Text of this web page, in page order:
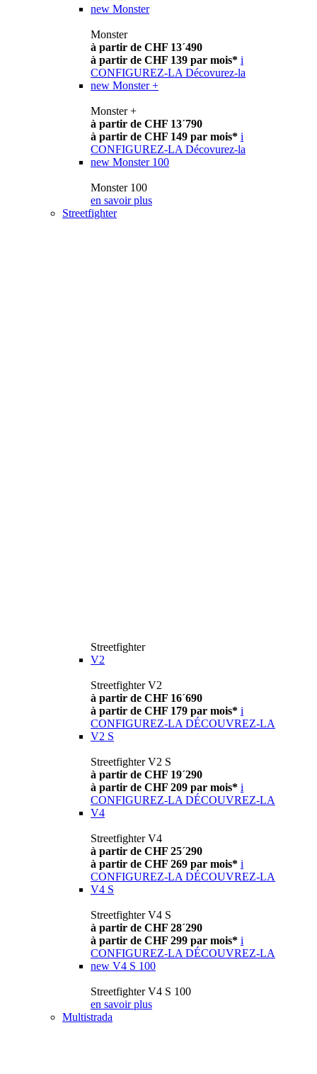
new Monster
Monster
à partir de CHF 13´490
à partir de CHF 139 par mois* i
CONFIGUREZ-LA Décovurez-la
new Monster +
Monster +
à partir de CHF 13´790
à partir de CHF 149 par mois* i
CONFIGUREZ-LA Décovurez-la
new Monster 100
Monster 100
en savoir plus
Streetfighter
Streetfighter
V2
Streetfighter V2
à partir de CHF 16´690
à partir de CHF 179 par mois* i
CONFIGUREZ-LA DÉCOUVREZ-LA
V2 S
Streetfighter V2 S
à partir de CHF 19´290
à partir de CHF 209 par mois* i
CONFIGUREZ-LA DÉCOUVREZ-LA
V4
Streetfighter V4
à partir de CHF 25´290
à partir de CHF 269 par mois* i
CONFIGUREZ-LA DÉCOUVREZ-LA
V4 S
Streetfighter V4 S
à partir de CHF 28´290
à partir de CHF 299 par mois* i
CONFIGUREZ-LA DÉCOUVREZ-LA
new V4 S 100
Streetfighter V4 S 100
en savoir plus
Multistrada